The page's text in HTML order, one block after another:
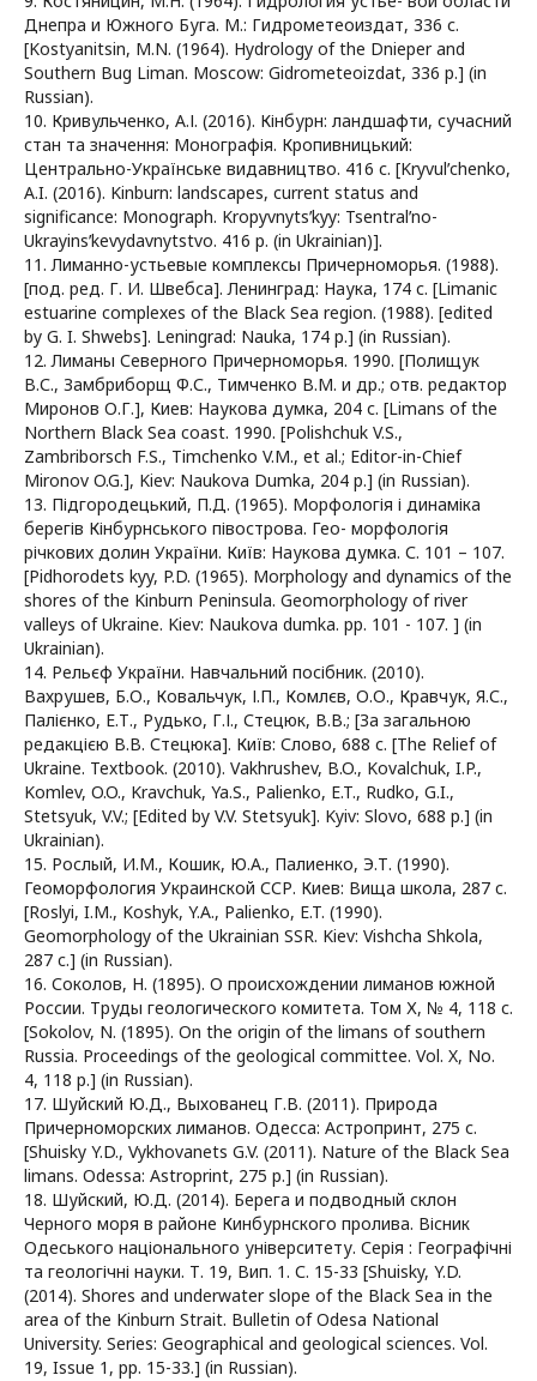
Днепра и Южного Буга. М.: Гидрометеоиздат, 336 с.
[Kostyanitsin, M.N. (1964). Hydrology of the Dnieper and
Southern Bug Liman. Moscow: Gidrometeoizdat, 336 p.] (in
Russian).
10. Кривульченко, А.І. (2016). Кінбурн: ландшафти, сучасний
стан та значення: Монографія. Кропивницький:
Центрально-Українське видавництво. 416 с. [Kryvulʹchenko,
A.I. (2016). Kinburn: landscapes, current status and
significance: Monograph. Kropyvnytsʹkyy: Tsentralʹno-
Ukrayinsʹkevydavnytstvo. 416 p. (in Ukrainian)].
11. Лиманно-устьевые комплексы Причерноморья. (1988).
[под. ред. Г. И. Швебса]. Ленинград: Наука, 174 с. [Limanic
estuarine complexes of the Black Sea region. (1988). [edited
by G. I. Shwebs]. Leningrad: Nauka, 174 p.] (in Russian).
12. Лиманы Северного Причерноморья. 1990. [Полищук
В.С., Замбриборщ Ф.С., Тимченко В.М. и др.; отв. редактор
Миронов О.Г.], Киев: Наукова думка, 204 с. [Limans of the
Northern Black Sea coast. 1990. [Polishchuk V.S.,
Zambriborsch F.S., Timchenko V.M., et al.; Editor-in-Chief
Mironov O.G.], Kiev: Naukova Dumka, 204 p.] (in Russian).
13. Підгородецький, П.Д. (1965). Морфологія і динаміка
берегів Кінбурнського півострова. Гео- морфологія
річкових долин України. Київ: Наукова думка. С. 101 – 107.
[Pidhorodets kyy, P.D. (1965). Morphology and dynamics of the
shores of the Kinburn Peninsula. Geomorphology of river
valleys of Ukraine. Kiev: Naukova dumka. pp. 101 - 107. ] (in
Ukrainian).
14. Рельєф України. Навчальний посібник. (2010).
Вахрушев, Б.О., Ковальчук, І.П., Комлєв, О.О., Кравчук, Я.С.,
Палієнко, Е.Т., Рудько, Г.І., Стецюк, В.В.; [За загальною
редакцією В.В. Стецюка]. Київ: Слово, 688 с. [The Relief of
Ukraine. Textbook. (2010). Vakhrushev, B.O., Kovalchuk, I.P.,
Komlev, O.O., Kravchuk, Ya.S., Palienko, E.T., Rudko, G.I.,
Stetsyuk, V.V.; [Edited by V.V. Stetsyuk]. Kyiv: Slovo, 688 p.] (in
Ukrainian).
15. Рослый, И.М., Кошик, Ю.А., Палиенко, Э.Т. (1990).
Геоморфология Украинской ССР. Киев: Вища школа, 287 c.
[Roslyi, I.M., Koshyk, Y.A., Palienko, E.T. (1990).
Geomorphology of the Ukrainian SSR. Kiev: Vishcha Shkola,
287 c.] (in Russian).
16. Соколов, Н. (1895). О происхождении лиманов южной
России. Труды геологического комитета. Том Х, № 4, 118 с.
[Sokolov, N. (1895). On the origin of the limans of southern
Russia. Proceedings of the geological committee. Vol. X, No.
4, 118 p.] (in Russian).
17. Шуйский Ю.Д., Выхованец Г.В. (2011). Природа
Причерноморских лиманов. Одесса: Астропринт, 275 с.
[Shuisky Y.D., Vykhovanets G.V. (2011). Nature of the Black Sea
limans. Odessa: Astroprint, 275 p.] (in Russian).
18. Шуйский, Ю.Д. (2014). Берега и подводный склон
Черного моря в районе Кинбурнского пролива. Вісник
Одеського національного університету. Серія : Географічні
та геологічні науки. Т. 19, Вип. 1. С. 15-33 [Shuisky, Y.D.
(2014). Shores and underwater slope of the Black Sea in the
area of the Kinburn Strait. Bulletin of Odesa National
University. Series: Geographical and geological sciences. Vol.
19, Issue 1, pp. 15-33.] (in Russian).